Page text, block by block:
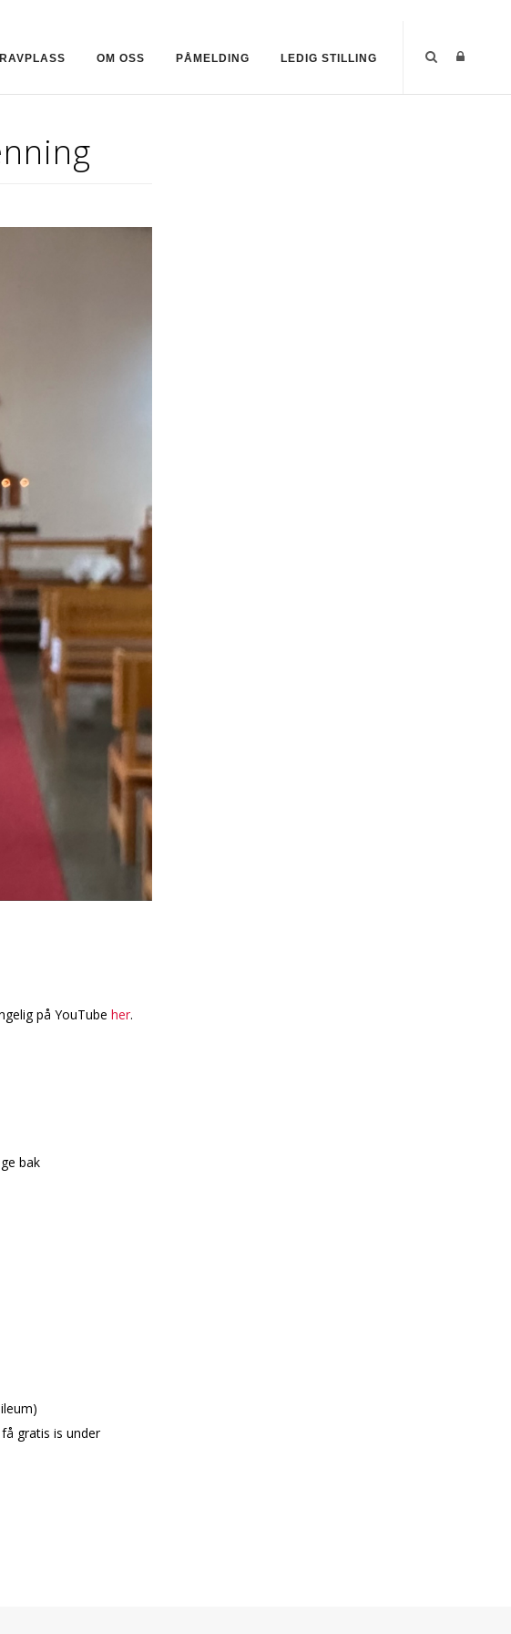
OM OSS PÅMELDING LEDIG STILLING
på YouTube her.
bak
gratis is under